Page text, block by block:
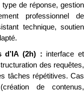
type de réponse, gestion
professionnel de
technique, soutien
d’IA (2h) : interface et
des requêtes,
tâches répétitives. Cas
de contenus,